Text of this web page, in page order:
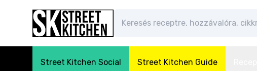
Street Kitchen Social Street Kitchen Guide